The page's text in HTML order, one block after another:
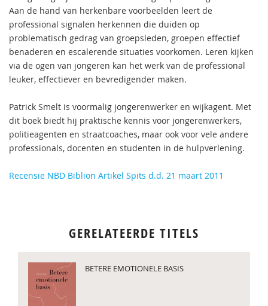
Aan de hand van herkenbare voorbeelden leert de
professional signalen herkennen die duiden op
problematisch gedrag van groepsleden, groepen effectief
benaderen en escalerende situaties voorkomen. Leren kijken
via de ogen van jongeren kan het werk van de professional
leuker, effectiever en bevredigender maken.
Patrick Smelt is voormalig jongerenwerker en wijkagent. Met
dit boek biedt hij praktische kennis voor jongerenwerkers,
politieagenten en straatcoaches, maar ook voor vele andere
professionals, docenten en studenten in de hulpverlening.
Recensie NBD Biblion Artikel Spits d.d. 21 maart 2011
GERELATEERDE TITELS
BETERE EMOTIONELE BASIS